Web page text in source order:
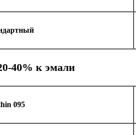
40% к эмали
095